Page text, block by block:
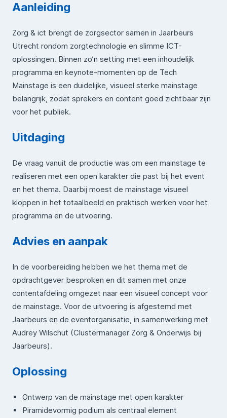
Aanleiding
Zorg & ict brengt de zorgsector samen in Jaarbeurs
Utrecht rondom zorgtechnologie en slimme ICT-
oplossingen. Binnen zo’n setting met een inhoudelijk
programma en keynote-momenten op de Tech
Mainstage is een duidelijke, visueel sterke mainstage
belangrijk, zodat sprekers en content goed zichtbaar zijn
voor het publiek.
Uitdaging
De vraag vanuit de productie was om een mainstage te
realiseren met een open karakter die past bij het event
en het thema. Daarbij moest de mainstage visueel
kloppen in het totaalbeeld en praktisch werken voor het
programma en de uitvoering.
Advies en aanpak
In de voorbereiding hebben we het thema met de
opdrachtgever besproken en dit samen met onze
contentafdeling omgezet naar een visueel concept voor
de mainstage. Voor de uitvoering is afgestemd met
Jaarbeurs en de eventorganisatie, in samenwerking met
Audrey Wilschut (Clustermanager Zorg & Onderwijs bij
Jaarbeurs).
Oplossing
Ontwerp van de mainstage met open karakter
Piramidevormig podium als centraal element